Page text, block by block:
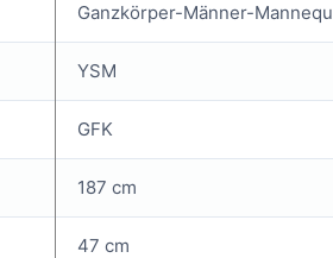
Ganzkörper-Männer-
YSM
GFK
187 cm
47 cm